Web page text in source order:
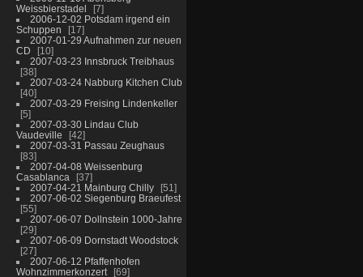
Weissbierstadel
7
2006-12-02 Potsdam irgend ein
Schuppen
17
2007-01-29 Aufnahmen zur neuen
CD
10
2007-03-23 Innsbruck Treibhaus
38
2007-03-24 Nabburg Kitchen Club
40
2007-03-29 Freising Lindenkeller
5
2007-03-30 Lindau Club
Vaudeville
42
2007-03-31 Passau Zeughaus
83
2007-04-08 Weissenburg
Casablanca
37
2007-04-21 Mainburg Chilly
51
2007-06-02 Siegenburg Braeufest
55
2007-06-07 Dollnstein 1000-Jahre
29
2007-06-09 Dornstadt Woodstock
27
2007-06-12 Pfaffenhofen
Wohnzimmerkonzert
69